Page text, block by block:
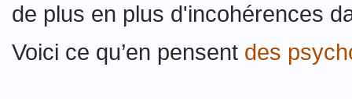
de plus en plus d'incohérences
Voici ce qu’en pensent des